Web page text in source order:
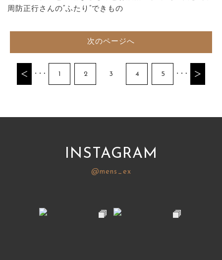
周防正行さんの“ふたり”できもの
次のページへ
1 2 3 4 5
INSTAGRAM
@mens_ex